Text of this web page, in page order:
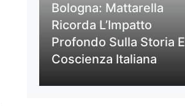
Bologna: Mattarella
Ricorda L’Impatto
Profondo Sulla Storia E
Coscienza Italiana